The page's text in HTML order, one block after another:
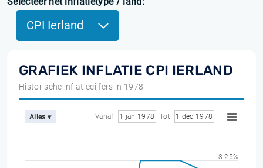
CPI Ierland
GRAFIEK INFLATIE CPI IERLAND
Historische inflatiecijfers in 1978
Alles ▾ Vanaf 1 jan 1978 Tot 1 dec 1978
8.25%